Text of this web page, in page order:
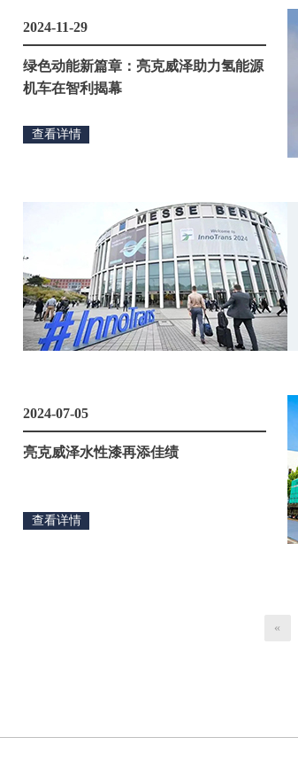
2024-11-29
绿色动能新篇章：亮克威泽助力氢能源
机车在智利揭幕
查看详情
2024-07-05
亮克威泽水性漆再添佳绩
查看详情
«